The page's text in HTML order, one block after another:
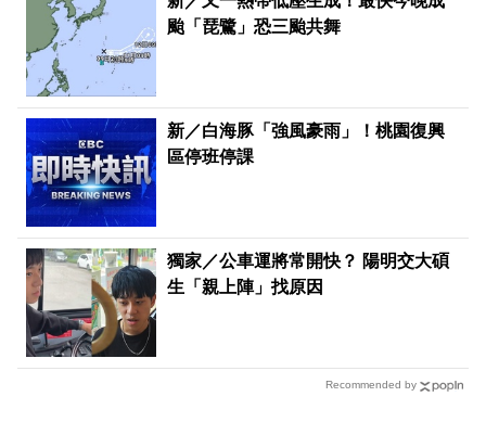
颱「琵鷺」恐三颱共舞
新／白海豚「強風豪雨」！桃園復興
區停班停課
獨家／公車運將常開快？ 陽明交大碩
生「親上陣」找原因
Recommended by